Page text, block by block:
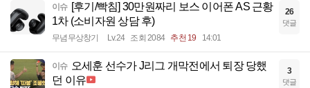
이슈 [후기/빡침] 30만원짜리 보스 이어폰 AS 근황
1차 (소비자원 상담 후)
무념무상창기 Lv.24 조회 2084 추천 19 14:01
26
댓글
이슈 오세훈 선수가 J리그 개막전에서 퇴장 당했
던 이유
3
댓글